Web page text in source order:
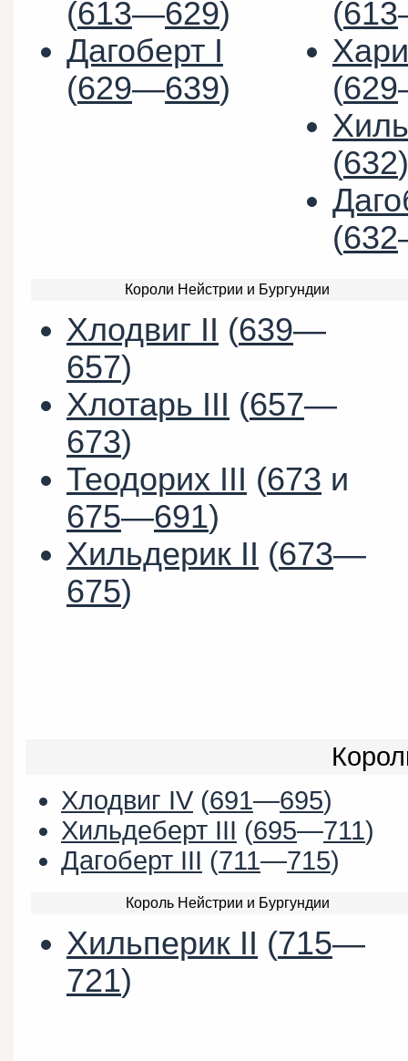
(613—629)
Дагоберт I
(629—639)
(613
(629
(632)
(632
Короли Нейстрии и Бургундии
Хлодвиг II (639—
657)
Хлотарь III (657—
673)
Теодорих III (673 и
675—691)
Хильдерик II (673—
675)
Хлодвиг IV (691—695)
Хильдеберт III (695—711)
Дагоберт III (711—715)
Король Нейстрии и Бургундии
Хильперик II (715—
721)